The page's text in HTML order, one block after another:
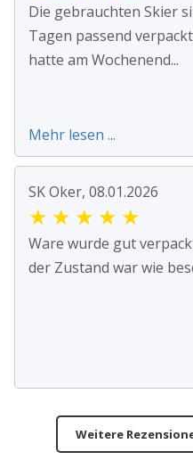
Die gebrauchten Skier
Tagen passend
hatte am Wochenend...
Mehr lesen ...
SK Oker, 08.01.2026
★ ★ ★ ★ ★
Ware wurde gut
der Zustand war wie
Weitere